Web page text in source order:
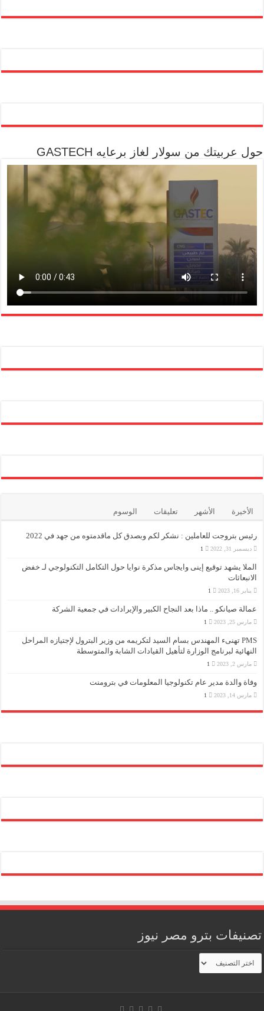
حول عربيتك من سولار لغاز برعايه GASTECH
الأخيرة الأشهر تعليقات الوسوم
رئيس بتروجت للعاملين : نشكر لكم وبصدق كل ماقدمتوه من جهد في 2022
ديسمبر 31, 2022 1
الملا يشهد توقيع إينى وايجاس مذكرة نوايا حول التكامل التكنولوجي لـ خفض
الانبعاثات
يناير 16, 2023 1
عمالة صيانكو .. ماذا بعد النجاح الكبير والإيرادات في جمعية الشركة
مارس 25, 2023 1
PMS تهنىء المهندس بسام السيد لتكريمه من وزير البترول لإجتيازه المراحل
النهائية لبرنامج الوزارة لتأهيل القيادات الشابة والمتوسطة
مارس 2, 2023 1
وفاة والدة مدير عام تكنولوجيا المعلومات في بترومنت
مارس 14, 2023 1
تصنيفات بترو مصر نيوز
تصنيفات
بترو
مصر